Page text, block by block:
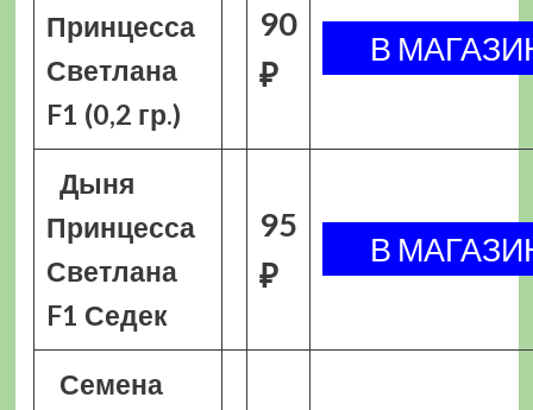
Принцесса
Светлана
F1 (0,2 гр.)
90
₽
Дыня
Принцесса
Светлана
F1 Седек
95
₽
Семена